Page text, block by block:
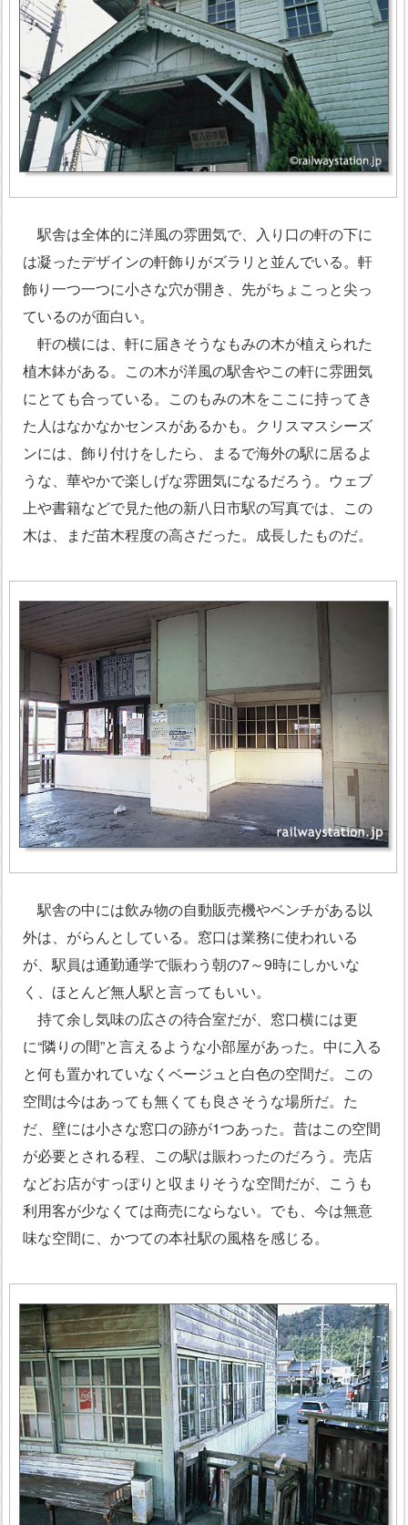
駅舎は全体的に洋風の雰囲気で、入り口の軒の下に
は凝ったデザインの軒飾りがズラリと並んでいる。軒
飾り一つ一つに小さな穴が開き、先がちょこっと尖っ
ているのが面白い。
軒の横には、軒に届きそうなもみの木が植えられた
植木鉢がある。この木が洋風の駅舎やこの軒に雰囲気
にとても合っている。このもみの木をここに持ってき
た人はなかなかセンスがあるかも。クリスマスシーズ
ンには、飾り付けをしたら、まるで海外の駅に居るよ
うな、華やかで楽しげな雰囲気になるだろう。ウェブ
上や書籍などで見た他の新八日市駅の写真では、この
木は、まだ苗木程度の高さだった。成長したものだ。
駅舎の中には飲み物の自動販売機やベンチがある以
外は、がらんとしている。窓口は業務に使われいる
が、駅員は通勤通学で賑わう朝の7～9時にしかいな
く、ほとんど無人駅と言ってもいい。
持て余し気味の広さの待合室だが、窓口横には更
に“隣りの間”と言えるような小部屋があった。中に入る
と何も置かれていなくベージュと白色の空間だ。この
空間は今はあっても無くても良さそうな場所だ。た
だ、壁には小さな窓口の跡が1つあった。昔はこの空間
が必要とされる程、この駅は賑わったのだろう。売店
などお店がすっぽりと収まりそうな空間だが、こうも
利用客が少なくては商売にならない。でも、今は無意
味な空間に、かつての本社駅の風格を感じる。